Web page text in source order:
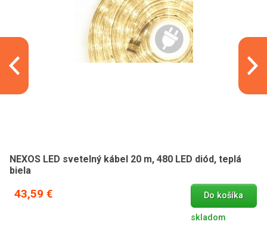
NEXOS LED svetelný kábel 20 m, 480 LED diód, teplá
biela
43,59 € Do košíka
skladom